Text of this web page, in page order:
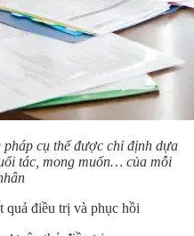
cụ thể được chỉ định dựa
tác, mong muốn… của mỗi
quả điều trị và phục hồi